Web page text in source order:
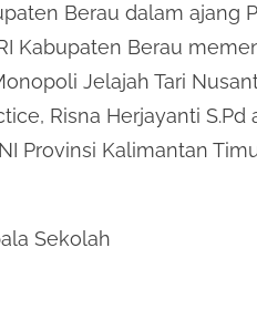
Berau dalam ajang
Kabupaten Berau
Jelajah Tari
Risna Herjayanti S.Pd
Provinsi Kalimantan
Sekolah